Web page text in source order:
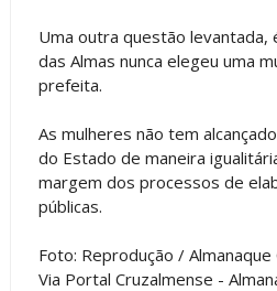
Uma outra questão levantada,
das Almas nunca elegeu uma
prefeita.
As mulheres não tem
do Estado de maneira
margem dos processos de
públicas.
Foto: Reprodução / Almanaque
Via Portal Cruzalmense -